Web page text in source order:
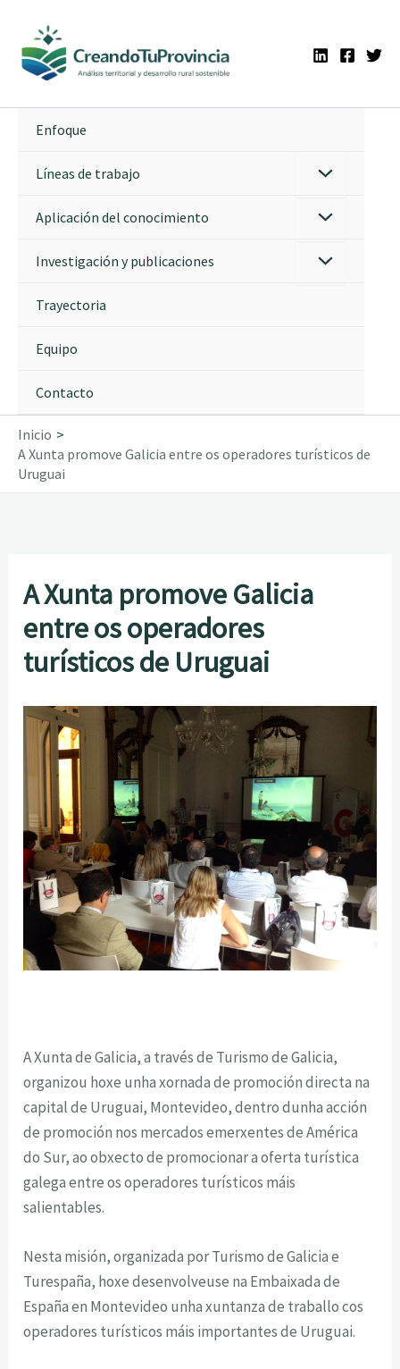
contenido
Enfoque
Líneas de trabajo
Aplicación del conocimiento
Investigación y publicaciones
Trayectoria
Equipo
Contacto
Inicio
A Xunta promove Galicia entre os operadores turísticos de
Uruguai
A Xunta promove Galicia
entre os operadores
turísticos de Uruguai
A Xunta de Galicia, a través de Turismo de Galicia,
organizou hoxe unha xornada de promoción directa na
capital de Uruguai, Montevideo, dentro dunha acción
de promoción nos mercados emerxentes de América
do Sur, ao obxecto de promocionar a oferta turística
galega entre os operadores turísticos máis
salientables.
Nesta misión, organizada por Turismo de Galicia e
Turespaña, hoxe desenvolveuse na Embaixada de
España en Montevideo unha xuntanza de traballo cos
operadores turísticos máis importantes de Uruguai.